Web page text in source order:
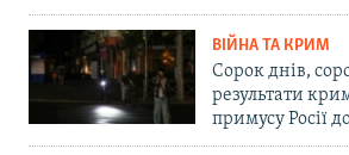
ВІЙНА ТА КРИМ
Сорок днів,
результати
примусу Росії